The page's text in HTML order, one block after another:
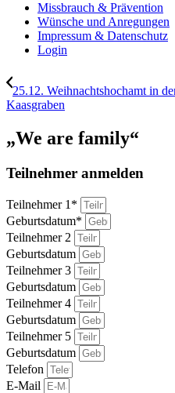
Missbrauch & Prävention
Wünsche und Anregungen
Impressum & Datenschutz
Login
25.12. Weihnachtshochamt in
Kaasgraben
„We are family“
Teilnehmer anmelden
Teilnehmer 1*
Geburtsdatum*
Teilnehmer 2
Geburtsdatum
Teilnehmer 3
Geburtsdatum
Teilnehmer 4
Geburtsdatum
Teilnehmer 5
Geburtsdatum
Telefon
E-Mail